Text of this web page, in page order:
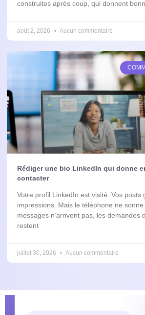
construites après coup, qui donnent
août 2, 2026 Aucun commentaire
Rédiger une bio LinkedIn qui donne
contacter
Votre profil LinkedIn est visité. Vos posts
impressions. Mais le téléphone ne
messages n’arrivent pas, les demandes
restent
juillet 30, 2026 Aucun commentaire